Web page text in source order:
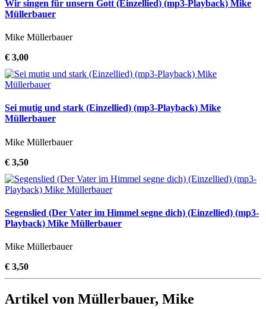
Wir singen für unsern Gott (Einzellied) (mp3-Playback) Mike
Müllerbauer
Mike Müllerbauer
€ 3,00
Sei mutig und stark (Einzellied) (mp3-Playback) Mike
Müllerbauer
Mike Müllerbauer
€ 3,50
Segenslied (Der Vater im Himmel segne dich) (Einzellied) (mp3-
Playback) Mike Müllerbauer
Mike Müllerbauer
€ 3,50
Artikel von Müllerbauer, Mike